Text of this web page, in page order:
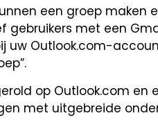
een groep maken
gebruikers met een
uw Outlook.com-
op Outlook.com en
met uitgebreide